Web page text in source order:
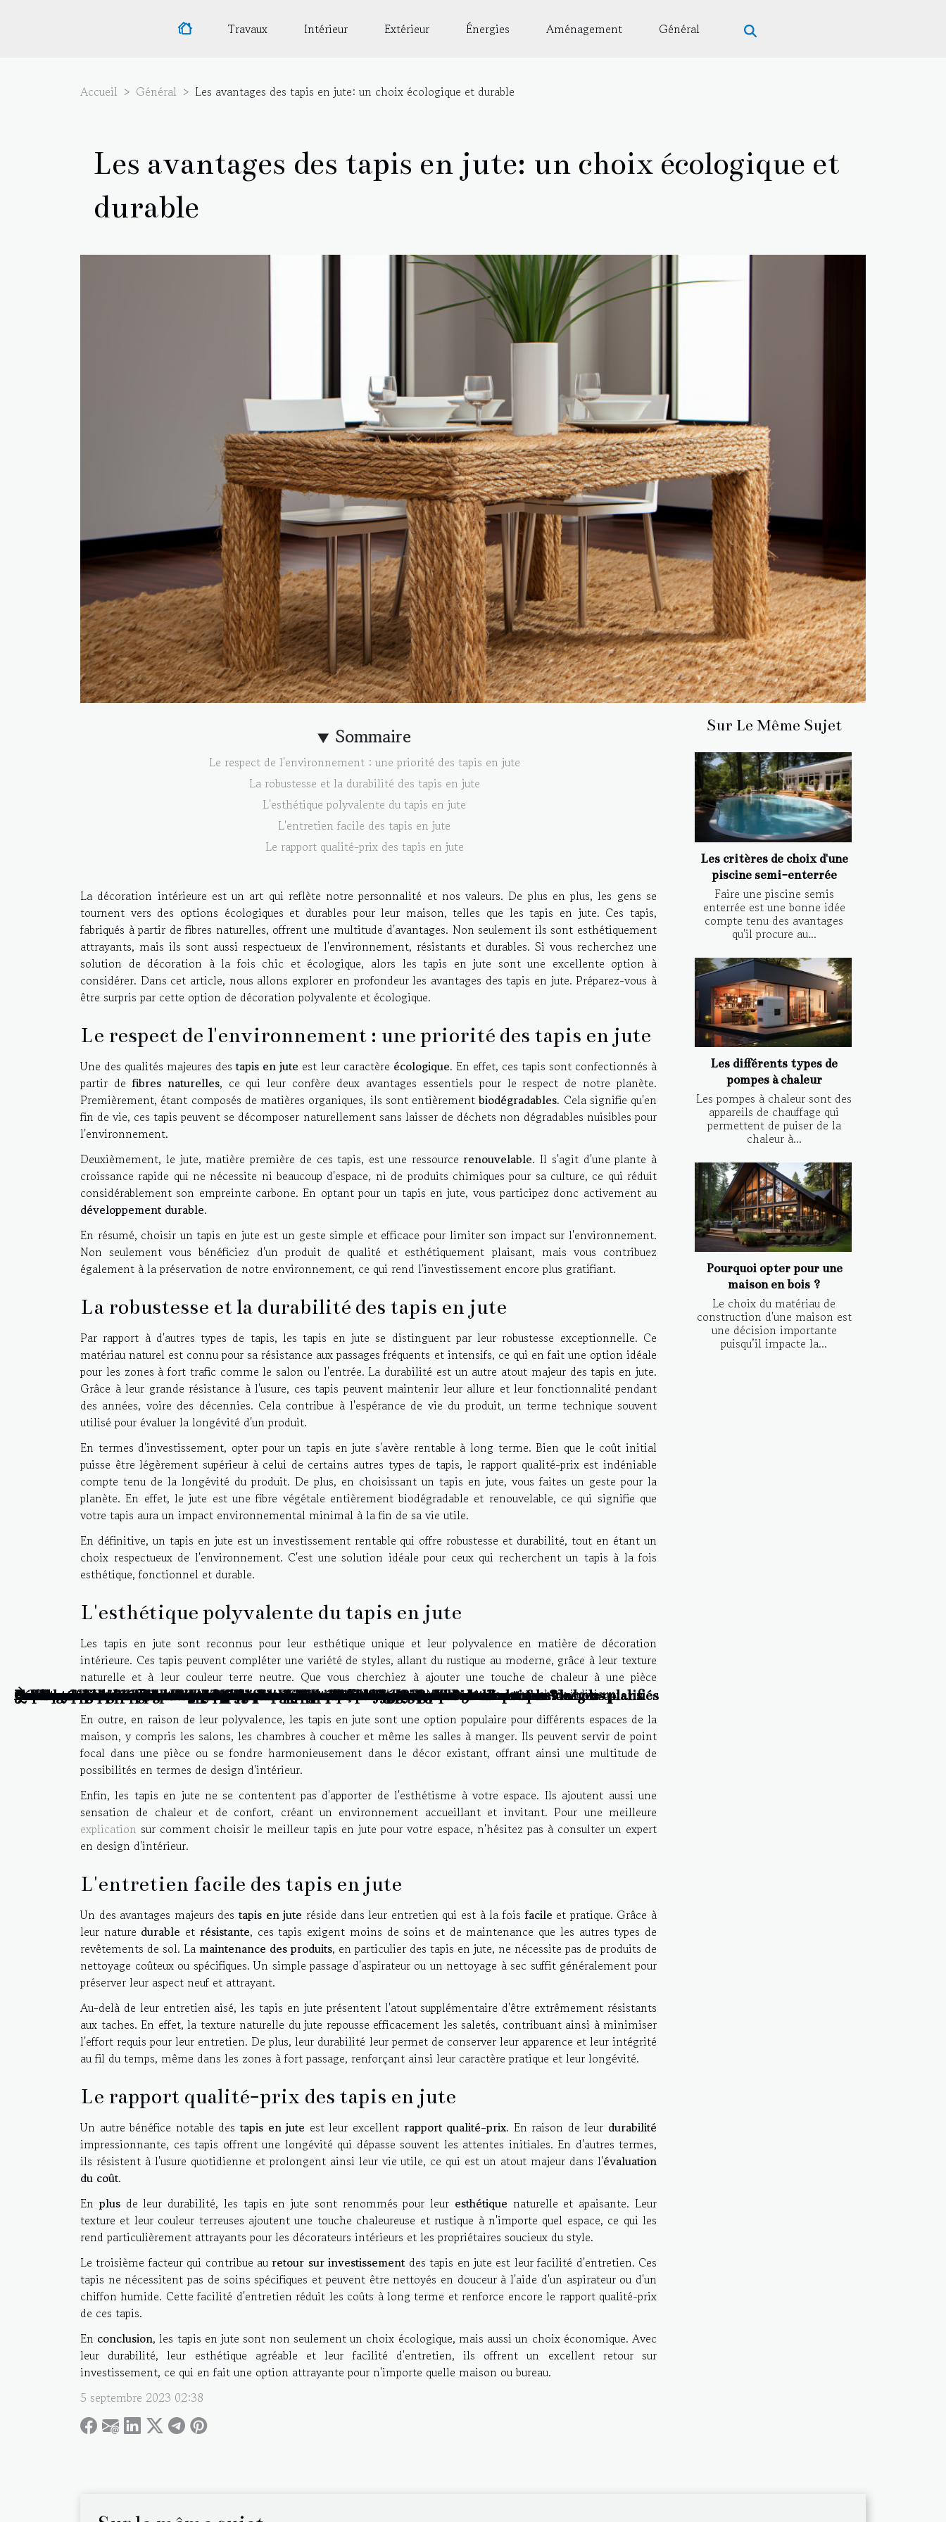
Travaux Intérieur Extérieur Énergies Aménagement Général
Accueil Général Les avantages des tapis en jute: un choix écologique et durable
Les avantages des tapis en jute: un choix écologique et
durable
Sommaire
Le respect de l'environnement : une priorité des tapis en jute
La robustesse et la durabilité des tapis en jute
L'esthétique polyvalente du tapis en jute
L'entretien facile des tapis en jute
Le rapport qualité-prix des tapis en jute
La décoration intérieure est un art qui reflète notre personnalité et nos valeurs. De plus en plus, les gens se
tournent vers des options écologiques et durables pour leur maison, telles que les tapis en jute. Ces tapis,
fabriqués à partir de fibres naturelles, offrent une multitude d'avantages. Non seulement ils sont esthétiquement
attrayants, mais ils sont aussi respectueux de l'environnement, résistants et durables. Si vous recherchez une
solution de décoration à la fois chic et écologique, alors les tapis en jute sont une excellente option à
considérer. Dans cet article, nous allons explorer en profondeur les avantages des tapis en jute. Préparez-vous à
être surpris par cette option de décoration polyvalente et écologique.
Le respect de l'environnement : une priorité des tapis en jute
Une des qualités majeures destapis en jute est leur caractère écologique. En effet, ces tapis sont confectionnés à
partir defibres naturelles, ce qui leur confère deux avantages essentiels pour le respect de notre planète.
Premièrement, étant composés de matières organiques, ils sont entièrementbiodégradables. Cela signifie qu'en
fin de vie, ces tapis peuvent se décomposer naturellement sans laisser de déchets non dégradables nuisibles pour
l'environnement.
Deuxièmement, le jute, matière première de ces tapis, est une ressource renouvelable. Il s'agit d'une plante à
croissance rapide qui ne nécessite ni beaucoup d'espace, ni de produits chimiques pour sa culture, ce qui réduit
considérablement son empreinte carbone. En optant pour un tapis en jute, vous participez donc activement au
développement durable.
En résumé, choisir un tapis en jute est un geste simple et efficace pour limiter son impact sur l'environnement.
Non seulement vous bénéficiez d'un produit de qualité et esthétiquement plaisant, mais vous contribuez
également à la préservation de notre environnement, ce qui rend l'investissement encore plus gratifiant.
La robustesse et la durabilité des tapis en jute
Par rapport à d'autres types de tapis, les tapis en jute se distinguent par leur robustesse exceptionnelle. Ce
matériau naturel est connu pour sa résistance aux passages fréquents et intensifs, ce qui en fait une option idéale
pour les zones à fort trafic comme le salon ou l'entrée. La durabilité est un autre atout majeur des tapis en jute.
Grâce à leur grande résistance à l'usure, ces tapis peuvent maintenir leur allure et leur fonctionnalité pendant
des années, voire des décennies. Cela contribue à l'espérance de vie du produit, un terme technique souvent
utilisé pour évaluer la longévité d'un produit.
En termes d'investissement, opter pour un tapis en jute s'avère rentable à long terme. Bien que le coût initial
puisse être légèrement supérieur à celui de certains autres types de tapis, le rapport qualité-prix est indéniable
compte tenu de la longévité du produit. De plus, en choisissant un tapis en jute, vous faites un geste pour la
planète. En effet, le jute est une fibre végétale entièrement biodégradable et renouvelable, ce qui signifie que
votre tapis aura un impact environnemental minimal à la fin de sa vie utile.
En définitive, un tapis en jute est un investissement rentable qui offre robustesse et durabilité, tout en étant un
choix respectueux de l'environnement. C'est une solution idéale pour ceux qui recherchent un tapis à la fois
esthétique, fonctionnel et durable.
L'esthétique polyvalente du tapis en jute
Les tapis en jute sont reconnus pour leur esthétique unique et leur polyvalence en matière de décoration
intérieure. Ces tapis peuvent compléter une variété de styles, allant du rustique au moderne, grâce à leur texture
naturelle et à leur couleur terre neutre. Que vous cherchiez à ajouter une touche de chaleur à une pièce
contemporaine ou à apporter du caractère à un espace traditionnel, le tapis en jute est un choix judicieux.
En outre, en raison de leur polyvalence, les tapis en jute sont une option populaire pour différents espaces de la
maison, y compris les salons, les chambres à coucher et même les salles à manger. Ils peuvent servir de point
focal dans une pièce ou se fondre harmonieusement dans le décor existant, offrant ainsi une multitude de
possibilités en termes de design d'intérieur.
Enfin, les tapis en jute ne se contentent pas d'apporter de l'esthétisme à votre espace. Ils ajoutent aussi une
sensation de chaleur et de confort, créant un environnement accueillant et invitant. Pour une meilleure
explication sur comment choisir le meilleur tapis en jute pour votre espace, n'hésitez pas à consulter un expert
en design d'intérieur.
L'entretien facile des tapis en jute
Un des avantages majeurs destapis en jute réside dans leur entretien qui est à la foisfacile et pratique. Grâce à
leur nature durable et résistante, ces tapis exigent moins de soins et de maintenance que les autres types de
revêtements de sol. La maintenance des produits, en particulier des tapis en jute, ne nécessite pas de produits de
nettoyage coûteux ou spécifiques. Un simple passage d'aspirateur ou un nettoyage à sec suffit généralement pour
préserver leur aspect neuf et attrayant.
Au-delà de leur entretien aisé, les tapis en jute présentent l'atout supplémentaire d'être extrêmement résistants
aux taches. En effet, la texture naturelle du jute repousse efficacement les saletés, contribuant ainsi à minimiser
l'effort requis pour leur entretien. De plus, leur durabilité leur permet de conserver leur apparence et leur intégrité
au fil du temps, même dans les zones à fort passage, renforçant ainsi leur caractère pratique et leur longévité.
Le rapport qualité-prix des tapis en jute
Un autre bénéfice notable destapis en jute est leur excellent rapport qualité-prix. En raison de leur durabilité
impressionnante, ces tapis offrent une longévité qui dépasse souvent les attentes initiales. En d'autres termes,
ils résistent à l'usure quotidienne et prolongent ainsi leur vie utile, ce qui est un atout majeur dans l'évaluation
du coût.
En plusde leur durabilité, les tapis en jute sont renommés pour leur esthétique naturelle et apaisante. Leur
texture et leur couleur terreuses ajoutent une touche chaleureuse et rustique à n'importe quel espace, ce qui les
rend particulièrement attrayants pour les décorateurs intérieurs et les propriétaires soucieux du style.
Le troisième facteur qui contribue au retour sur investissementdes tapis en jute est leur facilité d'entretien. Ces
tapis ne nécessitent pas de soins spécifiques et peuvent être nettoyés en douceur à l'aide d'un aspirateur ou d'un
chiffon humide. Cette facilité d'entretien réduit les coûts à long terme et renforce encore le rapport qualité-prix
de ces tapis.
En conclusion, les tapis en jute sont non seulement un choix écologique, mais aussi un choix économique. Avec
leur durabilité, leur esthétique agréable et leur facilité d'entretien, ils offrent un excellent retour sur
investissement, ce qui en fait une option attrayante pour n'importe quelle maison ou bureau.
5 septembre 2023 02:38
Sur Le Même Sujet
Les critères de choix d'une
piscine semi-enterrée
Faire une piscine semis
enterrée est une bonne idée
compte tenu des avantages
qu'il procure au...
Les différents types de
pompes à chaleur
Les pompes à chaleur sont des
appareils de chauffage qui
permettent de puiser de la
chaleur à...
Pourquoi opter pour une
maison en bois ?
Le choix du matériau de
construction d'une maison est
une décision importante
puisqu’il impacte la...
À Paris, les bons de réduction transforment la pause déjeuner des salariés
De Tokyo à Londres, les bons de réduction séduisent les voyageurs à la recherche de bons plans
Comment les plateformes numériques révolutionnent le recrutement de professionnels qualifiés
Comment choisir une entreprise de nettoyage pour votre copropriété
Echange de maisons entre particuliers : comment ça marche ?
Pourquoi utiliser des pavés autobloquants pour l’aménagement de votre maison ?
Comment faire pour changer la serrure de sa maison ?
Comment faire pour changer la serrure de sa maison ?
Comment personnaliser la chambre de son bébé ?
Quelles sont les meilleures plateformes dédiées à l’habitat ?
Astuces pour connaitre le prix pour une construction de garage de 50m²
Les bonnes raisons pour lesquelles transformer une baignoire en douche est à envisager
Les matériaux les plus durables pour les paillassons et tapis d'entrée
Les bases de la création de la marqueterie en paille de seigle
Les dernières tendances en matière de papier peint pour 2021
Les avantages d'engager un professionnel pour le débouchage à Vilvoorde
Comment programmer l'arrosage automatique de son jardin ?
Construction d’une maison : quelles en sont les différentes étapes ?
Exploration des différents styles de conception de l'habitat
3 raisons d’opter pour un abri de jardin en métal
5 astuces pour réussir son camping
De bonnes raisons d’installer des néons LED personnalisés chez soi
Rénover votre poulailler : pourquoi acheter une porte de poulailler automatique ?
Les avantages d’une maison métallique
Comment créer une ambiance cocooning dans votre salon ?